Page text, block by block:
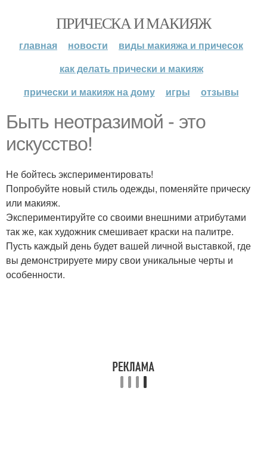
ПРИЧЕСКА И МАКИЯЖ
главная новости
виды макияжа и причесок
как делать прически и макияж
прически и макияж на дому
игры отзывы
Быть неотразимой - это
искусство!
Не бойтесь экспериментировать!
Попробуйте новый стиль одежды, поменяйте прическу
или макияж.
Экспериментируйте со своими внешними атрибутами
так же, как художник смешивает краски на палитре.
Пусть каждый день будет вашей личной выставкой, где
вы демонстрируете миру свои уникальные черты и
особенности.